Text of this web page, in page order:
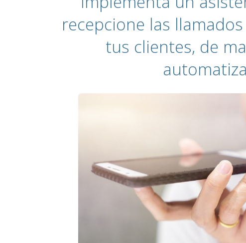
recepcione las
tus clientes, de